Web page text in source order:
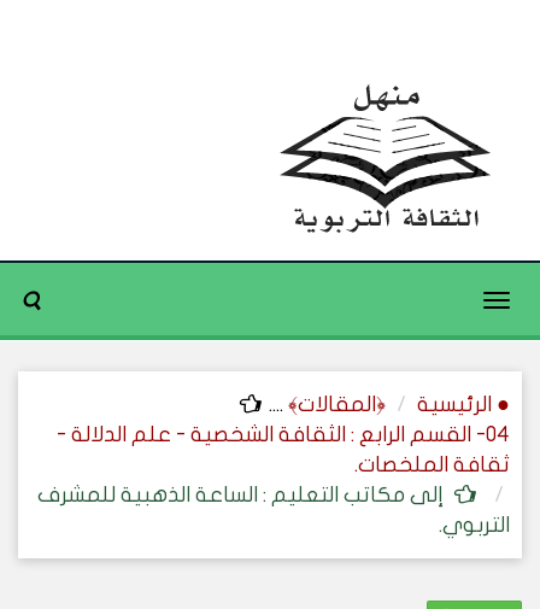
Toggle
● الرئيسية ﴿المقالات﴾ ....
04- القسم الرابع : الثقافة الشخصية - علم الدلالة -
ثقافة الملخصات.
إلى مكاتب التعليم : الساعة الذهبية للمشرف
التربوي.